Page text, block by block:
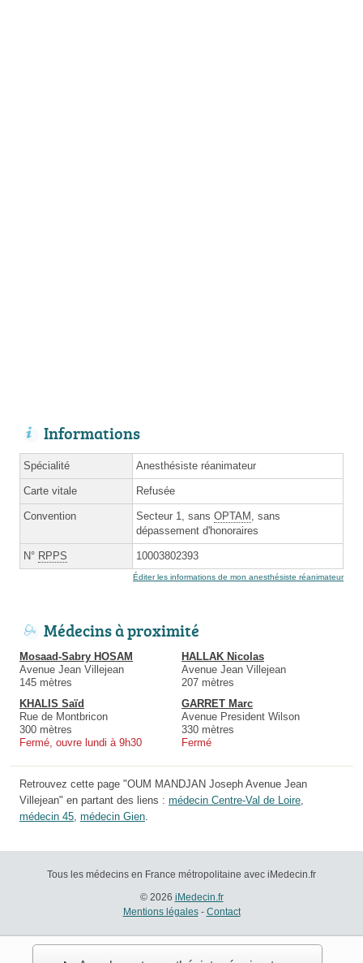
Informations
Spécialité Anesthésiste réanimateur
Carte vitale Refusée
Convention Secteur 1, sans OPTAM , sans
dépassement d'honoraires
N° RPPS 10003802393
Éditer les informations de mon anesthésiste réanimateur
Médecins à proximité
Mosaad-Sabry HOSAM
Avenue Jean Villejean
145 mètres
HALLAK Nicolas
Avenue Jean Villejean
207 mètres
KHALIS Saïd
Rue de Montbricon
300 mètres
Fermé, ouvre lundi à 9h30
GARRET Marc
Avenue President Wilson
330 mètres
Fermé
Retrouvez cette page "OUM MANDJAN Joseph Avenue Jean
Villejean" en partant des liens : médecin Centre-Val de Loire,
médecin 45, médecin Gien.
Tous les médecins en France métropolitaine avec iMedecin.fr
© 2026 iMedecin.fr
Mentions légales- Contact